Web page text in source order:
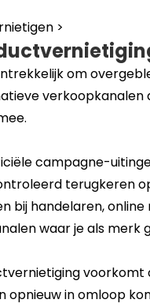
>
om
verkoopkanalen
campagne-
terugkeren
bij handelaren,
waar je als merk
voorkomt
opnieuw in omloop